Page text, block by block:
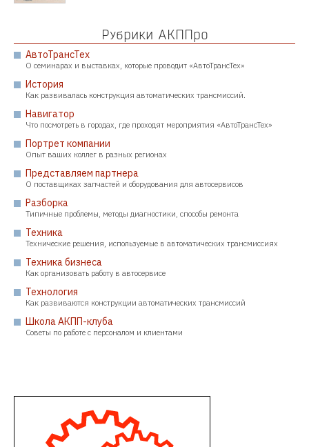
Рубрики АКППро
АвтоТрансТех
О семинарах и выставках, которые проводит «АвтоТрансТех»
История
Как развивалась конструкция автоматических трансмиссий.
Навигатор
Что посмотреть в городах, где проходят мероприятия «АвтоТрансТех»
Портрет компании
Опыт ваших коллег в разных регионах
Представляем партнера
О поставщиках запчастей и оборудования для автосервисов
Разборка
Типичные проблемы, методы диагностики, способы ремонта
Техника
Технические решения, используемые в автоматических трансмиссиях
Техника бизнеса
Как организовать работу в автосервисе
Технология
Как развиваются конструкции автоматических трансмиссий
Школа АКПП-клуба
Советы по работе с персоналом и клиентами